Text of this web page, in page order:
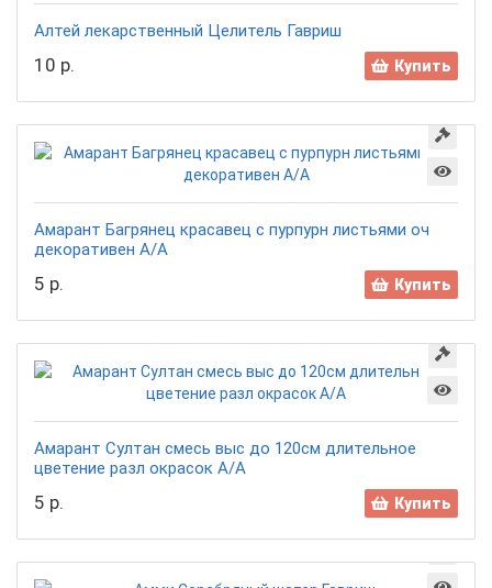
Алтей лекарственный Целитель Гавриш
10 р. Купить
Амарант Багрянец красавец с пурпурн листьями оч
декоративен А/А
5 р. Купить
Амарант Султан смесь выс до 120см длительное
цветение разл окрасок А/А
5 р. Купить